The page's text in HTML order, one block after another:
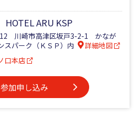
ARU KSP
川崎市高津区坂戸3-2-1 かなが
スパーク（ＫＳＰ）内
詳細地図
口本店
参加申し込み